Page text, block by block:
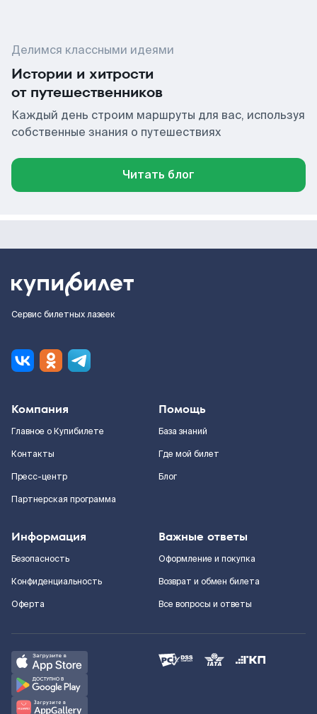
Делимся классными идеями
Истории и хитрости
от путешественников
Каждый день строим маршруты для вас, используя
собственные знания о путешествиях
Читать блог
Сервис билетных лазеек
Компания
Главное о Купибилете
Контакты
Пресс-центр
Партнерская программа
Помощь
База знаний
Где мой билет
Блог
Информация
Безопасность
Конфиденциальность
Оферта
Важные ответы
Оформление и покупка
Возврат и обмен билета
Все вопросы и ответы